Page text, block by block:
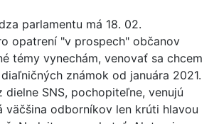
parlamentu má 18. 02.
opatrení "v prospech" občanov
témy vynechám, venovať sa chcem
známok od januára 2021.
dielne SNS, pochopiteľne, venujú
väčšina odborníkov len krúti hlavou